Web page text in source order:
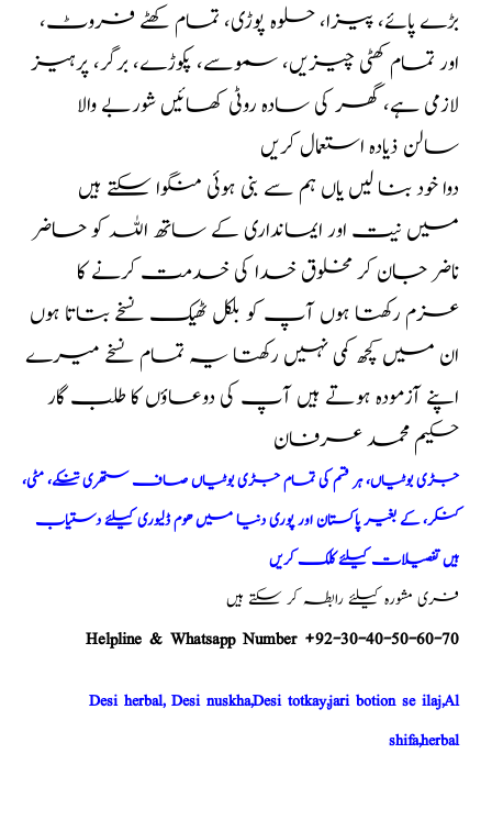
بڑے پائے، پیزا، حلوہ پوڑی، تمام کھٹے فروٹ،
اور تمام کھٹی چیزیں، سموسے، پکوڑے، برگر، پرہیز
لازمی ہے، گھر کی سادہ روٹی کھائیں شوربے والا
سالن ذیادہ استعمال کریں
دوا خود بنا لیں یاں ہم سے بنی ہوئی منگوا سکتے ہیں
میں نیت اور ایمانداری کے ساتھ اللہ کو حاضر
ناضر جان کر مخلوق خدا کی خدمت کرنے کا
عزم رکھتا ہوں آپ کو بلکل ٹھیک نسخے بتاتا ہوں
ان میں کچھ کمی نہیں رکھتا یہ تمام نسخے میرے
اپنے آزمودہ ہوتے ہیں آپ کی دوعاؤں کا طلب گار
حکیم محمد عرفان
جڑی بوٹیاں، ہر قسم کی تمام جڑی بوٹیاں صاف ستھری تنکے، مٹی،
کنکر، کے بغیر پاکستان اور پوری دنیا میں ھوم ڈلیوری کیلئے دستیاب
ہیں تفصیلات کیلئے کلک کریں
فری مشورہ کیلئے رابطہ کر سکتے ہیں
Helpline & Whatsapp Number +92-30-40-50-60-70
Desi herbal, Desi nuskha,Desi totkay,jari botion se ilaj,Al
shifa,herbal